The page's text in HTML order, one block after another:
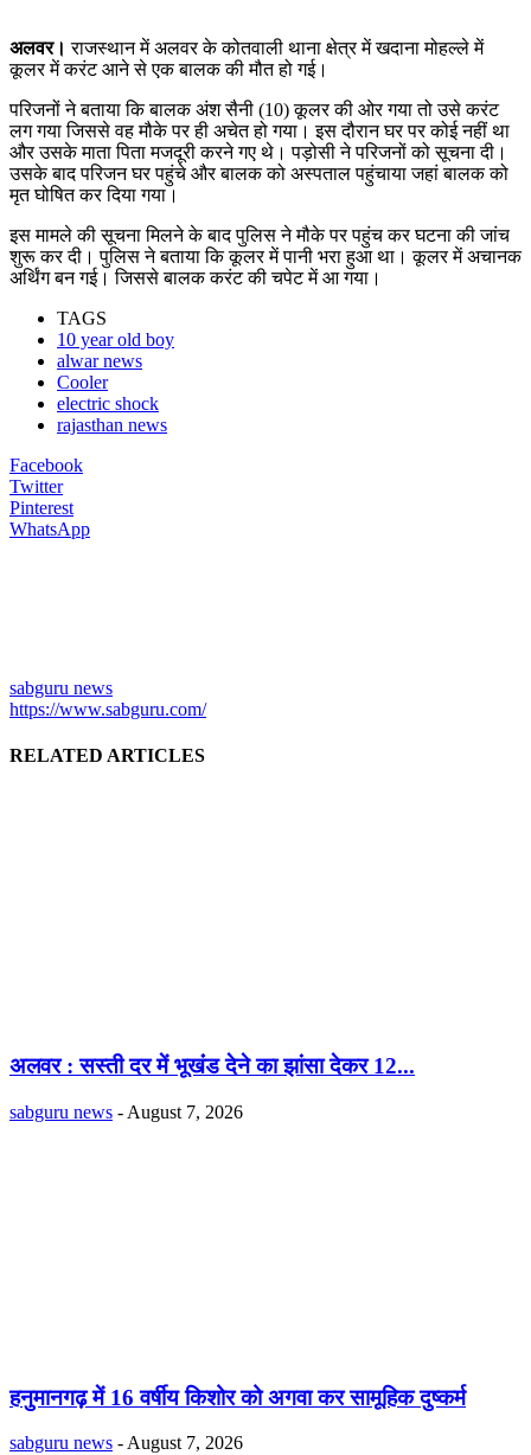
अलवर। राजस्थान में अलवर के कोतवाली थाना क्षेत्र में खदाना मोहल्ले में
कूलर में करंट आने से एक बालक की मौत हो गई।
परिजनों ने बताया कि बालक अंश सैनी (10) कूलर की ओर गया तो उसे करंट
लग गया जिससे वह मौके पर ही अचेत हो गया। इस दौरान घर पर कोई नहीं था
और उसके माता पिता मजदूरी करने गए थे। पड़ोसी ने परिजनों को सूचना दी।
उसके बाद परिजन घर पहुंचे और बालक को अस्पताल पहुंचाया जहां बालक को
मृत घोषित कर दिया गया।
इस मामले की सूचना मिलने के बाद पुलिस ने मौके पर पहुंच कर घटना की जांच
शुरू कर दी। पुलिस ने बताया कि कूलर में पानी भरा हुआ था। कूलर में अचानक
अर्थिंग बन गई। जिससे बालक करंट की चपेट में आ गया।
TAGS
10 year old boy
alwar news
Cooler
electric shock
rajasthan news
Facebook
Twitter
Pinterest
WhatsApp
sabguru news
https://www.sabguru.com/
RELATED ARTICLES
अलवर : सस्ती दर में भूखंंड देने का झांसा देकर 12...
sabguru news - August 7, 2026
हनुमानगढ़ में 16 वर्षीय किशोर को अगवा कर सामूहिक दुष्कर्म
sabguru news - August 7, 2026